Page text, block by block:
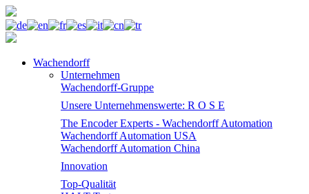
Wachendorff
Unternehmen
Wachendorff-Gruppe
Unsere Unternehmenswerte: R O S E
The Encoder Experts - Wachendorff Automation
Wachendorff Automation USA
Wachendorff Automation China
Innovation
Top-Qualität